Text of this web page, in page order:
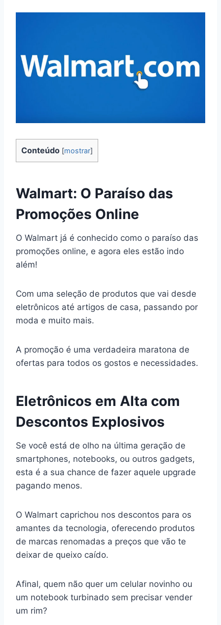
Conteúdo [mostrar]
Walmart: O Paraíso das
Promoções Online
O Walmart já é conhecido como o paraíso das
promoções online, e agora eles estão indo
além!
Com uma seleção de produtos que vai desde
eletrônicos até artigos de casa, passando por
moda e muito mais.
A promoção é uma verdadeira maratona de
ofertas para todos os gostos e necessidades.
Eletrônicos em Alta com
Descontos Explosivos
Se você está de olho na última geração de
smartphones, notebooks, ou outros gadgets,
esta é a sua chance de fazer aquele upgrade
pagando menos.
O Walmart caprichou nos descontos para os
amantes da tecnologia, oferecendo produtos
de marcas renomadas a preços que vão te
deixar de queixo caído.
Afinal, quem não quer um celular novinho ou
um notebook turbinado sem precisar vender
um rim?